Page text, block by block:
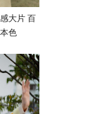
大片 百
色